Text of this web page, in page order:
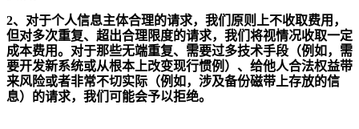
2、对于个人信息主体合理的请求，我们原则上不收取费用，
但对多次重复、超出合理限度的请求，我们将视情况收取一定
成本费用。对于那些无端重复、需要过多技术手段（例如，需
要开发新系统或从根本上改变现行惯例）、给他人合法权益带
来风险或者非常不切实际（例如，涉及备份磁带上存放的信
息）的请求，我们可能会予以拒绝。